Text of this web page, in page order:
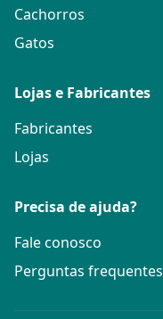
Cachorros
Gatos
Lojas e Fabricantes
Fabricantes
Lojas
Precisa de ajuda?
Fale conosco
Perguntas frequentes